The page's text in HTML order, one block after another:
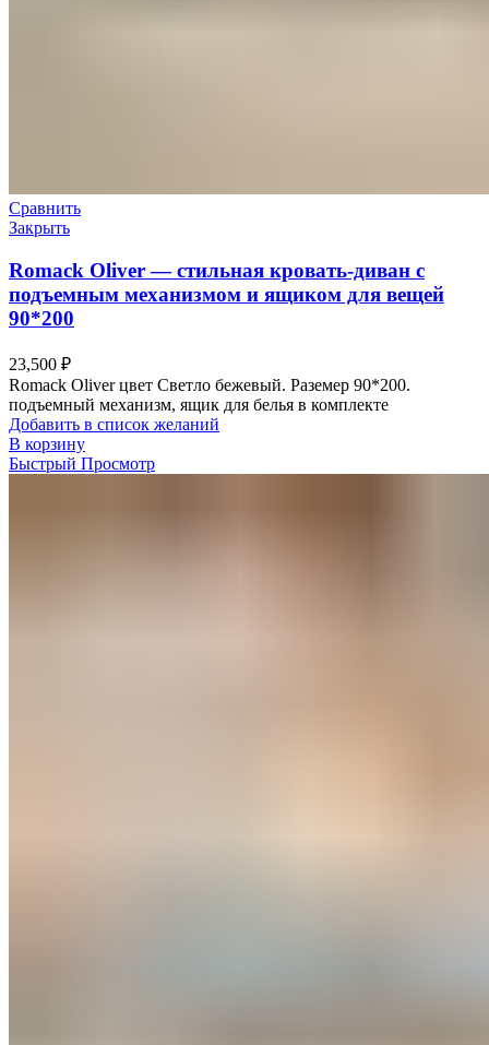
Сравнить
Закрыть
Romack Oliver — стильная кровать-диван с
подъемным механизмом и ящиком для вещей
90*200
23,500 ₽
Romack Oliver цвет Светло бежевый. Раземер 90*200.
подъемный механизм, ящик для белья в комплекте
Добавить в список желаний
В корзину
Быстрый Просмотр